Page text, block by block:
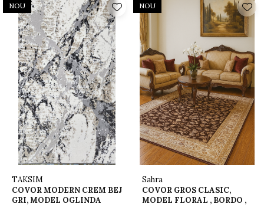
NOU
TAKSIM
COVOR MODERN CREM BEJ
GRI, MODEL OGLINDA
NOU
Sahra
COVOR GROS CLASIC,
MODEL FLORAL , BORDO ,